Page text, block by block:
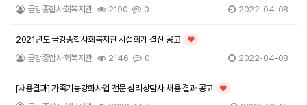
금강종합사회복지관 2190 0 2022-04-08
2021년도 금강종합사회복지관 시설회계 결산 공고 인기글
금강종합사회복지관 2146 0 2022-04-08
[채용결과] 가족기능강화사업 전문 심리상담사 채용 결과 공고 인기글